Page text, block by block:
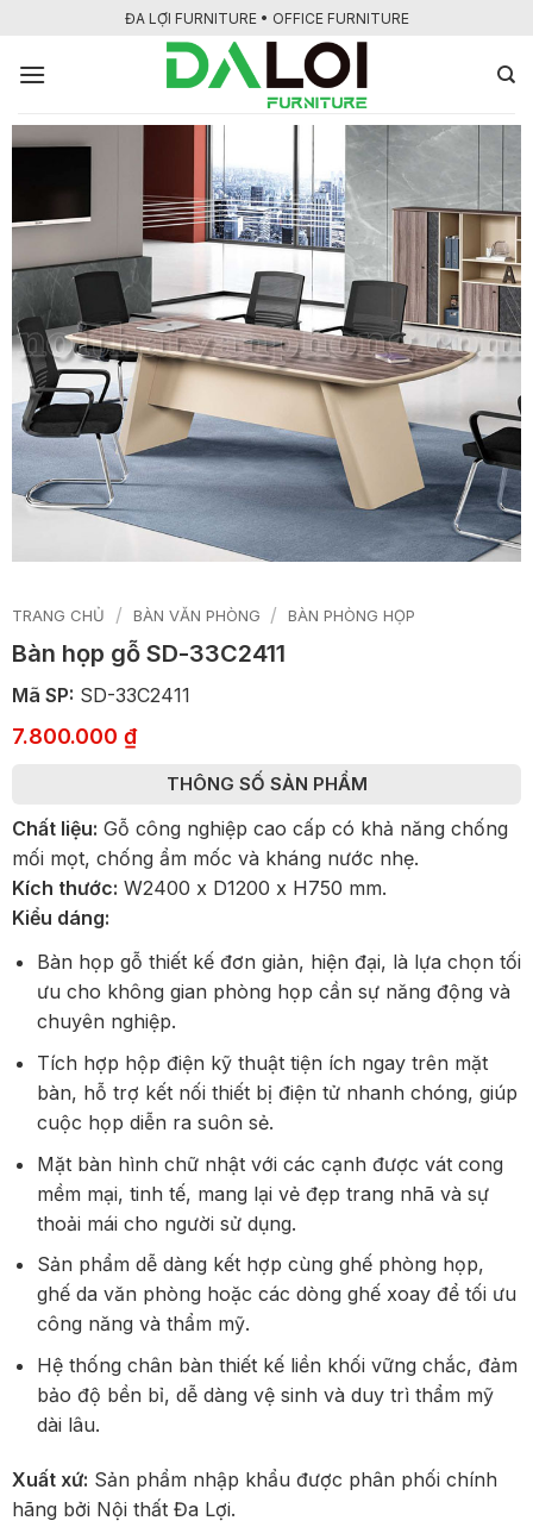
nội
ĐA LỢI FURNITURE • OFFICE FURNITURE
TRANG CHỦ / BÀN VĂN PHÒNG / BÀN PHÒNG HỌP
Bàn họp gỗ SD-33C2411
Mã SP: SD-33C2411
7.800.000 ₫
THÔNG SỐ SẢN PHẨM
Chất liệu: Gỗ công nghiệp cao cấp có khả năng chống
mối mọt, chống ẩm mốc và kháng nước nhẹ.
Kích thước: W2400 x D1200 x H750 mm.
Kiểu dáng:
Bàn họp gỗ thiết kế đơn giản, hiện đại, là lựa chọn tối
ưu cho không gian phòng họp cần sự năng động và
chuyên nghiệp.
Tích hợp hộp điện kỹ thuật tiện ích ngay trên mặt
bàn, hỗ trợ kết nối thiết bị điện tử nhanh chóng, giúp
cuộc họp diễn ra suôn sẻ.
Mặt bàn hình chữ nhật với các cạnh được vát cong
mềm mại, tinh tế, mang lại vẻ đẹp trang nhã và sự
thoải mái cho người sử dụng.
Sản phẩm dễ dàng kết hợp cùng ghế phòng họp,
ghế da văn phòng hoặc các dòng ghế xoay để tối ưu
công năng và thẩm mỹ.
Hệ thống chân bàn thiết kế liền khối vững chắc, đảm
bảo độ bền bỉ, dễ dàng vệ sinh và duy trì thẩm mỹ
dài lâu.
Xuất xứ: Sản phẩm nhập khẩu được phân phối chính
hãng bởi Nội thất Đa Lợi.